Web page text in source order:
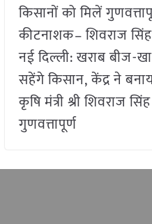
किसानों को मिलें
कीटनाशक– शिवराज
नई दिल्ली: खराब
सहेंगे किसान, केंद्र ने
कृषि मंत्री श्री शिवराज
गुणवत्तापूर्ण